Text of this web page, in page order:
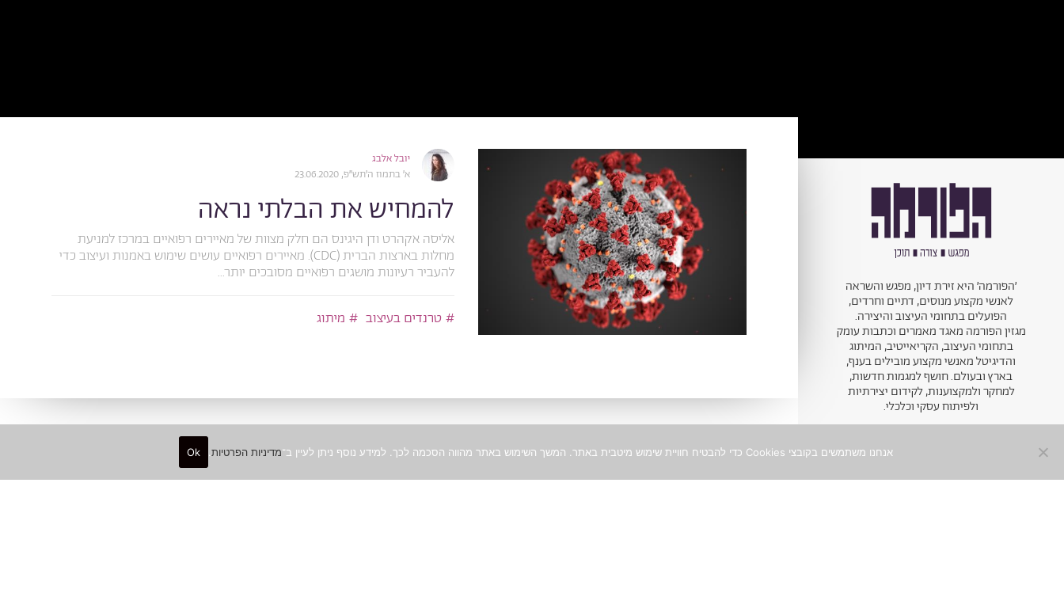
יובל אלבג
א׳ בתמוז ה׳תש״פ, 23.06.2020
להמחיש את הבלתי נראה
אליסה אקהרט ודן היגינס הם חלק מצוות של מאיירים רפואיים במרכז למניעת
מחלות בארצות הברית (CDC). מאיירים רפואיים עושים שימוש באמנות ועיצוב כדי
להעביר רעיונות מושגים רפואיים מסובכים יותר...
טרנדים בעיצוב מיתוג
׳הפורמה׳ היא זירת דיון, מפגש והשראה
לאנשי מקצוע מנוסים, דתיים וחרדים,
הפועלים בתחומי העיצוב והיצירה.
מגזין הפורמה מאגד מאמרים וכתבות עומק
בתחומי העיצוב, הקריאייטיב, המיתוג
והדיגיטל מאנשי מקצוע מובילים בענף,
בארץ ובעולם. חושף למגמות חדשות,
למחקר ולמקצוענות, לקידום יצירתיות
ולפיתוח עסקי וכלכלי.
ניוזלטר
אנחנו משתמשים בקובצי Cookies כדי להבטיח חוויית שימוש מיטבית באתר. המשך השימוש באתר מהווה הסכמה לכך. למידע נוסף ניתן לעיין ב־ מדיניות הפרטיות.
Ok